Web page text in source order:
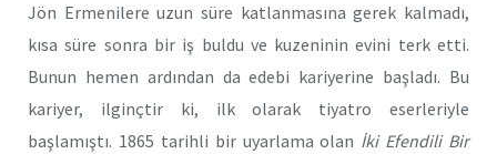
Jön Ermenilere uzun süre katlanmasına gerek kalmadı,
kısa süre sonra bir iş buldu ve kuzeninin evini terk etti.
Bunun hemen ardından da edebi kariyerine başladı. Bu
kariyer, ilginçtir ki, ilk olarak tiyatro eserleriyle
başlamıştı. 1865 tarihli bir uyarlama olan İki Efendili Bir